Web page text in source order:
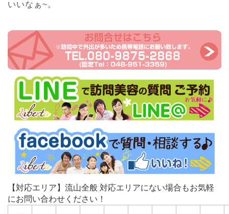
いいなぁ~。
【対応エリア】流山全般 対応エリアにない場合もお気軽
にお問い合わせください！